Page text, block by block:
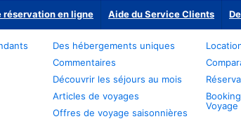
en ligne Aide du Service Clients
Des hébergements uniques
Commentaires
Découvrir les séjours au mois
Articles de voyages
Offres de voyage saisonnières
Voyage